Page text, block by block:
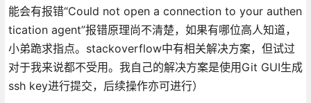
能会有报错“Could not open a connection to your authen
tication agent”报错原理尚不清楚，如果有哪位高人知道，
小弟跪求指点。stackoverflow中有相关解决方案，但试过
对于我来说都不受用。我自己的解决方案是使用Git GUI生成
ssh key进行提交，后续操作亦可进行）